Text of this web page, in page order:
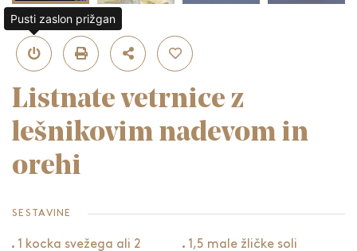
Listnate vetrnice z
lešnikovim nadevom in
orehi
SESTAVINE
1 kocka svežega ali 2
1,5 male žličke soli
Pusti zaslon prižgan